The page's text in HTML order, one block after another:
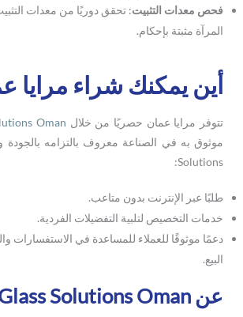
فحص معدات التثبيت: تحقق دوريًا من معدات
المرآة مثبتة بإحكام.
أين يمكنك شراء مرايا
تتوفر مرايا عمان حصريًا من خلال Oman
Solutions:
طلبًا عبر الإنترنت بدون متاعب.
خدمات التخصيص لتلبية التفضيلات الفردية.
دعمًا موثوقًا للعملاء للمساعدة في الاستفسارات
البيع.
عن Glass Solutions Oman